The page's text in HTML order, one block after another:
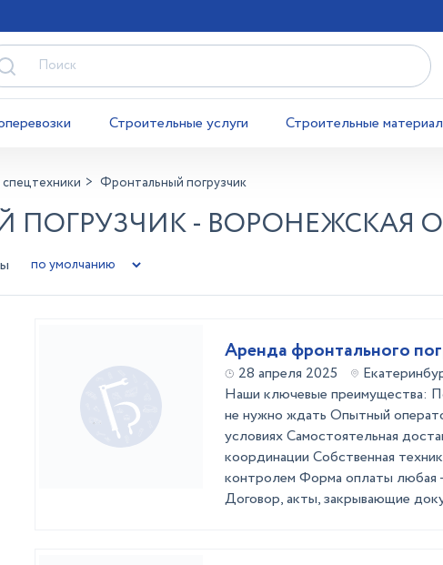
Строительные услуги Строительные
Фронтальный погрузчик
- ВОРОНЕЖСКАЯ
Аренда фронтального
28 апреля 2025
Наши ключевые преимущества:
не нужно ждать Опытный
условиях Самостоятельная
координации Собственная
контролем Форма оплаты
Договор, акты, закрывающие